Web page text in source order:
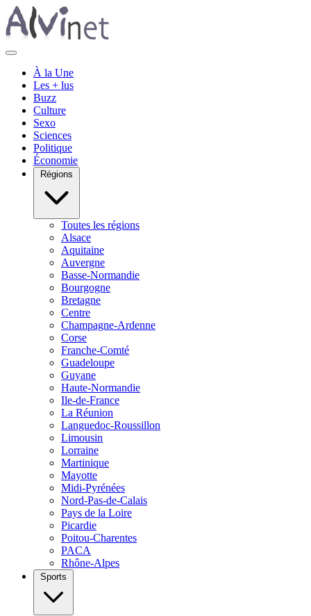
À la Une
Les + lus
Buzz
Culture
Sexo
Sciences
Politique
Économie
Régions
Toutes les régions
Alsace
Aquitaine
Auvergne
Basse-Normandie
Bourgogne
Bretagne
Centre
Champagne-Ardenne
Corse
Franche-Comté
Guadeloupe
Guyane
Haute-Normandie
Ile-de-France
La Réunion
Languedoc-Roussillon
Limousin
Lorraine
Martinique
Mayotte
Midi-Pyrénées
Nord-Pas-de-Calais
Pays de la Loire
Picardie
Poitou-Charentes
PACA
Rhône-Alpes
Sports